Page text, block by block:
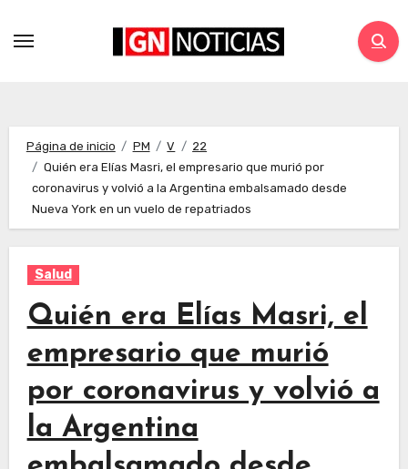
Página de inicio PM V
22
Quién era Elías Masri, el empresario que murió por
coronavirus y volvió a la Argentina embalsamado desde
Nueva York en un vuelo de repatriados
Salud
Quién era Elías Masri, el
empresario que murió
por coronavirus y volvió a
la Argentina